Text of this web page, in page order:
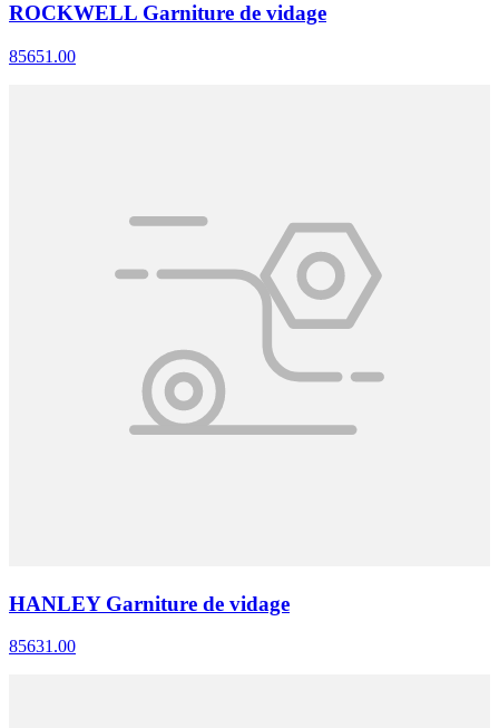
ROCKWELL Garniture de vidage
85651.00
HANLEY Garniture de vidage
85631.00